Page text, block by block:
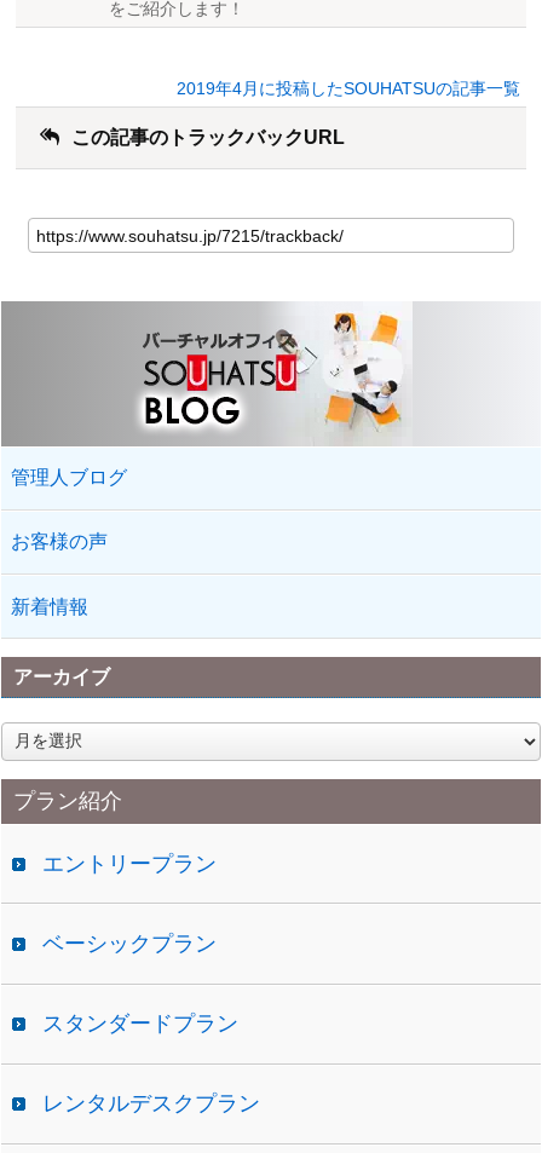
をご紹介します！
2019年4月に投稿したSOUHATSUの記事一覧
この記事のトラックバックURL
管理人ブログ
お客様の声
新着情報
アーカイブ
ア
ー
カ
イプラン紹介
エントリープラン
ベーシックプラン
スタンダードプラン
レンタルデスクプラン